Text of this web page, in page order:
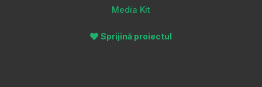
Media Kit
Sprijină proiectul